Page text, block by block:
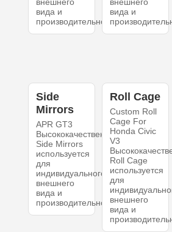
вида и
производительности.
вида и
Side
Mirrors
APR GT3
Высококачественный
Side Mirrors
используется
для
индивидуального
внешнего
вида и
производительности.
Roll Cage
Custom Roll
Cage For
Honda Civic
V3
Roll Cage
используется
для
внешнего
вида и